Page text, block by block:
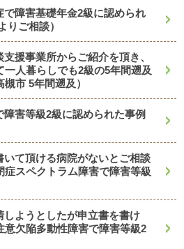
で障害基礎年金2級に認められ
りご相談）
支援事業所からご紹介を頂き、
人暮らしでも2級の5年間遡及
市 5年間遡及）
障害等級2級に認められた事例
いて頂ける病院がないとご相談
症スペクトラム障害で障害等級
しようとしたが申立書を書け
意欠陥多動性障害で障害等級2